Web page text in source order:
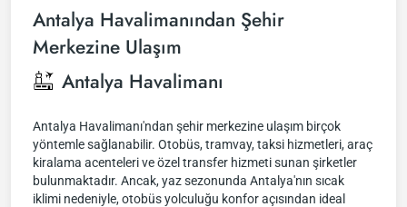
Antalya Havalimanından Şehir
Merkezine Ulaşım
Antalya Havalimanı
Antalya Havalimanı'ndan şehir merkezine ulaşım birçok
yöntemle sağlanabilir. Otobüs, tramvay, taksi hizmetleri, araç
kiralama acenteleri ve özel transfer hizmeti sunan şirketler
bulunmaktadır. Ancak, yaz sezonunda Antalya'nın sıcak
iklimi nedeniyle, otobüs yolculuğu konfor açısından ideal